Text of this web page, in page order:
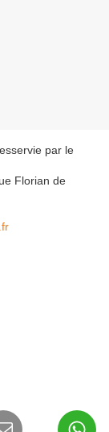
par le
Florian de